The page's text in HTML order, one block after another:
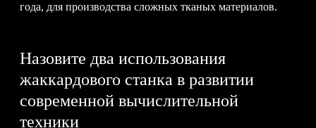
года, для производства сложных тканых материалов.
Назовите два использования
жаккардового станка в развитии
современной вычислительной
техники